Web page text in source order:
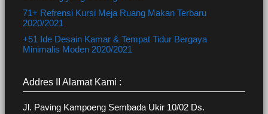
71+ Refrensi Kursi Meja Ruang Makan Terbaru
2020/2021
+51 Ide Desain Kamar & Tempat Tidur Bergaya
Minimalis Moden 2020/2021
Addres II Alamat Kami :
Jl. Paving Kampoeng Sembada Ukir 10/02 Ds.